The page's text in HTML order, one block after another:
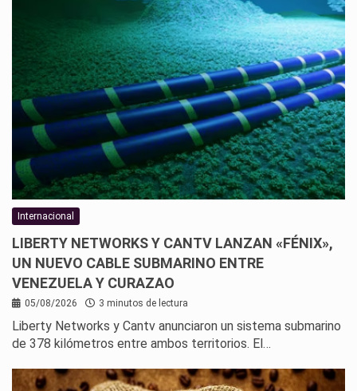
Internacional
LIBERTY NETWORKS Y CANTV LANZAN «FÉNIX»,
UN NUEVO CABLE SUBMARINO ENTRE
VENEZUELA Y CURAZAO
05/08/2026 3 minutos de lectura
Liberty Networks y Cantv anunciaron un sistema submarino
de 378 kilómetros entre ambos territorios. El…